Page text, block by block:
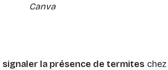
Canva
signaler la présence de termites